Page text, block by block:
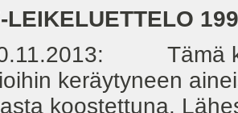
LEIKELUETTELO
Tämä
keräytyneen
koostettuna.